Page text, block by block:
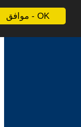
موافق - OK